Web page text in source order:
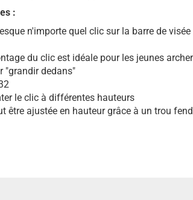
:
n'importe quel clic sur la barre de
du clic est idéale pour les jeunes
"grandir dedans"
le clic à différentes hauteurs
être ajustée en hauteur grâce à un trou